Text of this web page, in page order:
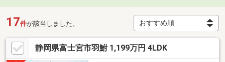
17件が該当しました。
静岡県富士宮市羽鮒 1,199万円 4LDK